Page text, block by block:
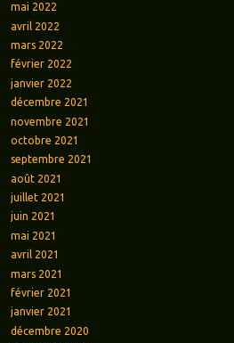
mai 2022
avril 2022
mars 2022
février 2022
janvier 2022
décembre 2021
novembre 2021
octobre 2021
septembre 2021
août 2021
juillet 2021
juin 2021
mai 2021
avril 2021
mars 2021
février 2021
janvier 2021
décembre 2020